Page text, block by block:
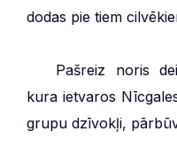
dodas pie tiem
Pašreiz noris
kura ietvaros
grupu dzīvokļi,